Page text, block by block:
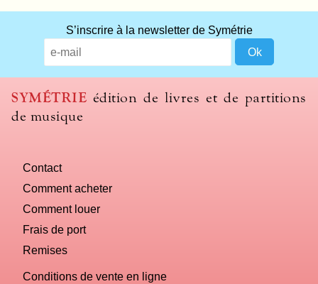
we
use
to
name
S’inscrire à la newsletter de Symétrie
SYMÉTRIE édition de livres et de partitions
de musique
Contact
Comment acheter
Comment louer
Frais de port
Remises
Conditions de vente en ligne